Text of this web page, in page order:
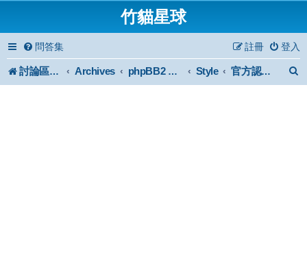
竹貓星球
問答集 登入
註冊
討論區首頁 Archives phpBB2 Forum Archive Style 官方認證風格